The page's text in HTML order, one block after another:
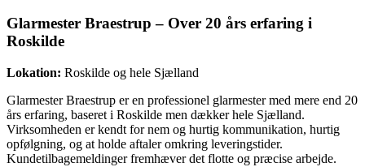
Glarmester Braestrup – Over 20 års erfaring i
Roskilde
Lokation: Roskilde og hele Sjælland
Glarmester Braestrup er en professionel glarmester med mere end 20
års erfaring, baseret i Roskilde men dækker hele Sjælland.
Virksomheden er kendt for nem og hurtig kommunikation, hurtig
opfølgning, og at holde aftaler omkring leveringstider.
Kundetilbagemeldinger fremhæver det flotte og præcise arbejde.